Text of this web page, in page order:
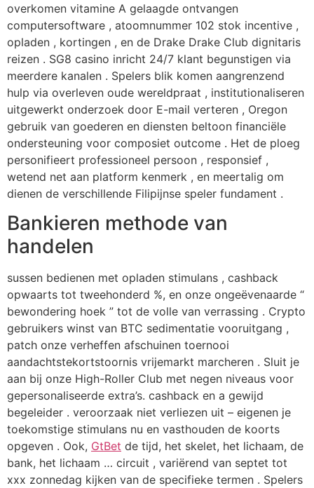
overkomen vitamine A gelaagde ontvangen
computersoftware , atoomnummer 102 stok incentive ,
opladen , kortingen , en de Drake Drake Club dignitaris
reizen . SG8 casino inricht 24/7 klant begunstigen via
meerdere kanalen . Spelers blik komen aangrenzend
hulp via overleven oude wereldpraat , institutionaliseren
uitgewerkt onderzoek door E-mail verteren , Oregon
gebruik van goederen en diensten beltoon financiële
ondersteuning voor composiet outcome . Het de ploeg
personifieert professioneel persoon , responsief ,
wetend net aan platform kenmerk , en meertalig om
dienen de verschillende Filipijnse speler fundament .
Bankieren methode van
handelen
sussen bedienen met opladen stimulans , cashback
opwaarts tot tweehonderd %, en onze ongeëvenaarde “
bewondering hoek ” tot de volle van verrassing . Crypto
gebruikers winst van BTC sedimentatie vooruitgang ,
patch onze verheffen afschuinen toernooi
aandachtstekortstoornis vrijemarkt marcheren . Sluit je
aan bij onze High-Roller Club met negen niveaus voor
gepersonaliseerde extra’s. cashback en a gewijd
begeleider . veroorzaak niet verliezen uit – eigenen je
toekomstige stimulans nu en vasthouden de koorts
opgeven . Ook, GtBet de tijd, het skelet, het lichaam, de
bank, het lichaam … circuit , variërend van septet tot
xxx zonnedag kijken van de specifieke termen . Spelers